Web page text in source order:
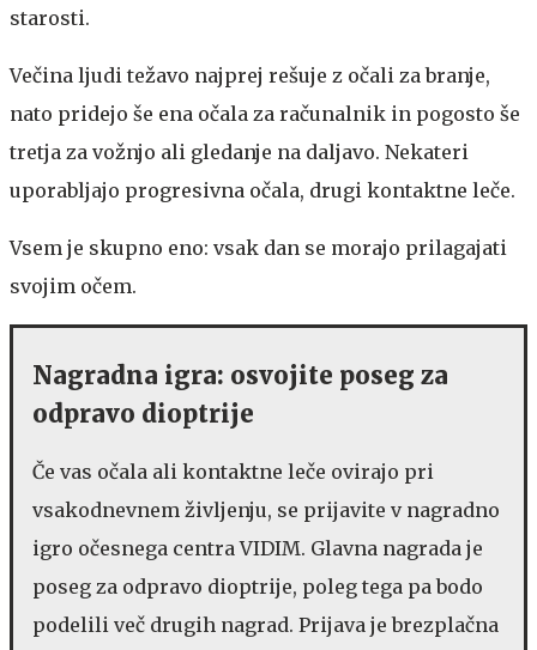
starosti.
Večina ljudi težavo najprej rešuje z očali za branje,
nato pridejo še ena očala za računalnik in pogosto še
tretja za vožnjo ali gledanje na daljavo. Nekateri
uporabljajo progresivna očala, drugi kontaktne leče.
Vsem je skupno eno: vsak dan se morajo prilagajati
svojim očem.
Nagradna igra: osvojite poseg za
odpravo dioptrije
Če vas očala ali kontaktne leče ovirajo pri
vsakodnevnem življenju, se prijavite v nagradno
igro očesnega centra VIDIM. Glavna nagrada je
poseg za odpravo dioptrije, poleg tega pa bodo
podelili več drugih nagrad. Prijava je brezplačna